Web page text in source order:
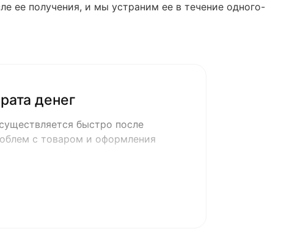
ее получения, и мы устраним ее в течение одного-
денег
быстро после
с товаром и оформления